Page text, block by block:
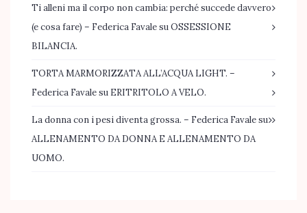
Ti alleni ma il corpo non cambia: perché succede davvero
(e cosa fare) – Federica FavalesuOSSESSIONE
BILANCIA.
TORTA MARMORIZZATA ALL’ACQUA LIGHT. –
Federica Favalesu ERITRITOLO A VELO.
La donna con i pesi diventa grossa. – Federica Favalesu
ALLENAMENTO DA DONNA E ALLENAMENTO DA
UOMO.